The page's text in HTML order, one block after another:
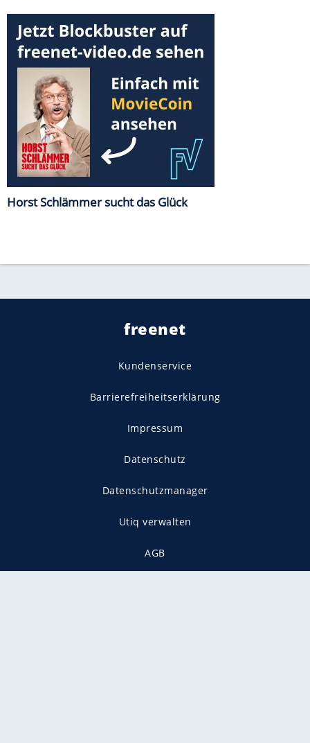
Horst Schlämmer sucht das Glück
freenet
Kundenservice
Barrierefreiheitserklärung
Impressum
Datenschutz
Datenschutzmanager
Utiq verwalten
AGB